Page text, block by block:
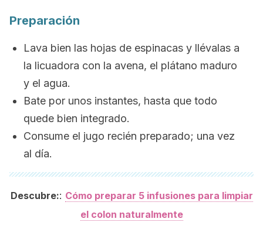
Preparación
Lava bien las hojas de espinacas y llévalas a
la licuadora con la avena, el plátano maduro
y el agua.
Bate por unos instantes, hasta que todo
quede bien integrado.
Consume el jugo recién preparado; una vez
al día.
Descubre:: Cómo preparar 5 infusiones para limpiar
el colon naturalmente